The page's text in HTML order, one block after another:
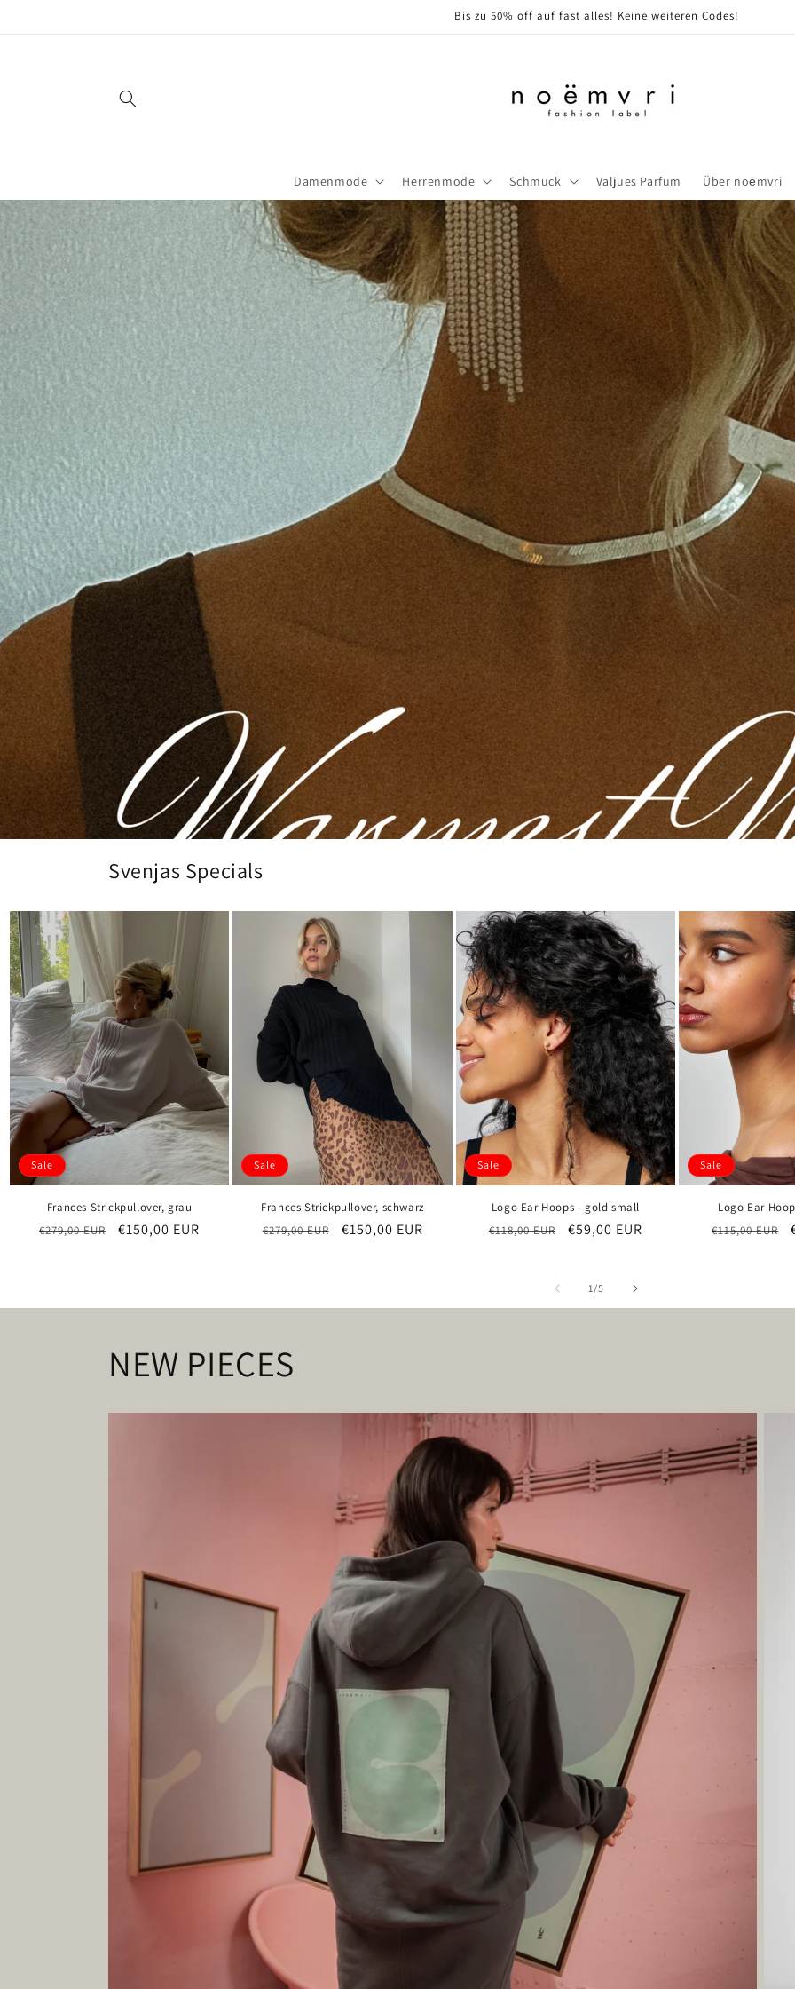
Bis zu 50% off auf fast alles! Keine weiteren Codes!
Damenmode Herrenmode Schmuck Valjues Parfum Über noёmvri
Svenjas Specials
Sale
Frances Strickpullover, grau
Normaler
€279,00 EUR Verkaufspreis
€150,00 EUR
Sale
Frances Strickpullover, schwarz
Normaler
€279,00 EUR Verkaufspreis
€150,00 EUR
Sale
Logo Ear Hoops - gold small
Normaler
€118,00 EUR Verkaufspreis
€59,00 EUR
Sale
Logo Ear
Normaler
€115,00 EUR
1/von
5
NEW PIECES